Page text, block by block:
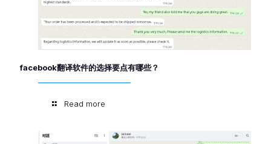
facebook翻译软件的选择要点有哪些？
Read more